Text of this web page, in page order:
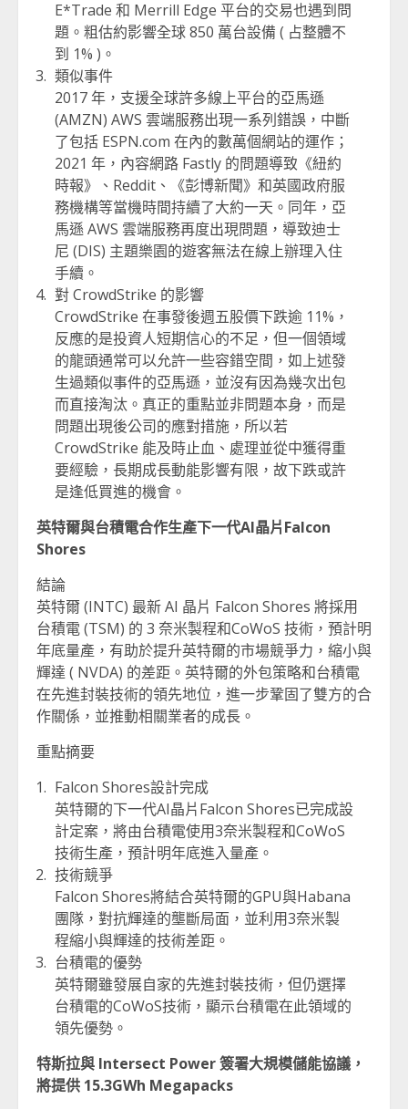
E*Trade 和 Merrill Edge 平台的交易也遇到問
題。粗估約影響全球 850 萬台設備 ( 占整體不
到 1% )。
類似事件
2017 年，支援全球許多線上平台的亞馬遜
(AMZN) AWS 雲端服務出現一系列錯誤，中斷
了包括 ESPN.com 在內的數萬個網站的運作；
2021 年，內容網路 Fastly 的問題導致《紐約
時報》、Reddit、《彭博新聞》和英國政府服
務機構等當機時間持續了大約一天。同年，亞
馬遜 AWS 雲端服務再度出現問題，導致迪士
尼 (DIS) 主題樂園的遊客無法在線上辦理入住
手續。
對 CrowdStrike 的影響
CrowdStrike 在事發後週五股價下跌逾 11%，
反應的是投資人短期信心的不足，但一個領域
的龍頭通常可以允許一些容錯空間，如上述發
生過類似事件的亞馬遜，並沒有因為幾次出包
而直接淘汰。真正的重點並非問題本身，而是
問題出現後公司的應對措施，所以若
CrowdStrike 能及時止血、處理並從中獲得重
要經驗，長期成長動能影響有限，故下跌或許
是逢低買進的機會。
英特爾與台積電合作生產下一代AI晶片Falcon
Shores
結論
英特爾 (INTC) 最新 AI 晶片 Falcon Shores 將採用
台積電 (TSM) 的 3 奈米製程和CoWoS 技術，預計明
年底量產，有助於提升英特爾的市場競爭力，縮小與
輝達 ( NVDA) 的差距。英特爾的外包策略和台積電
在先進封裝技術的領先地位，進一步鞏固了雙方的合
作關係，並推動相關業者的成長。
重點摘要
Falcon Shores設計完成
英特爾的下一代AI晶片Falcon Shores已完成設
計定案，將由台積電使用3奈米製程和CoWoS
技術生產，預計明年底進入量產。
技術競爭
Falcon Shores將結合英特爾的GPU與Habana
團隊，對抗輝達的壟斷局面，並利用3奈米製
程縮小與輝達的技術差距。
台積電的優勢
英特爾雖發展自家的先進封裝技術，但仍選擇
台積電的CoWoS技術，顯示台積電在此領域的
領先優勢。
特斯拉與 Intersect Power 簽署大規模儲能協議，
將提供 15.3GWh Megapacks